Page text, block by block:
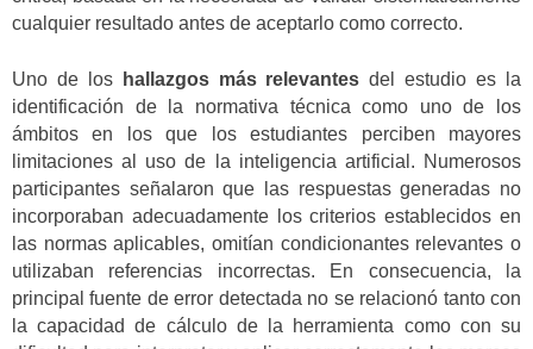
cualquier resultado antes de aceptarlo como correcto.
Uno de los hallazgos más relevantes del estudio es la
identificación de la normativa técnica como uno de los
ámbitos en los que los estudiantes perciben mayores
limitaciones al uso de la inteligencia artificial. Numerosos
participantes señalaron que las respuestas generadas no
incorporaban adecuadamente los criterios establecidos en
las normas aplicables, omitían condicionantes relevantes o
utilizaban referencias incorrectas. En consecuencia, la
principal fuente de error detectada no se relacionó tanto con
la capacidad de cálculo de la herramienta como con su